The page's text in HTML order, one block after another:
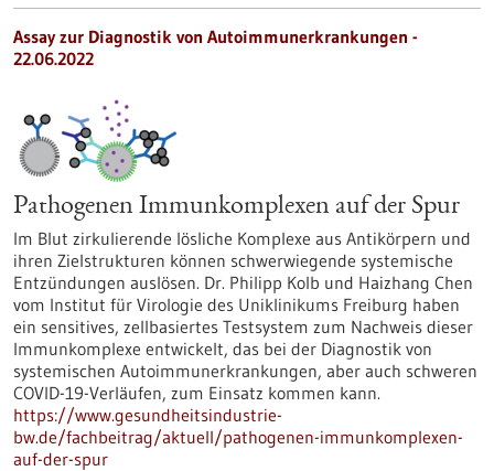
Assay zur Diagnostik von Autoimmunerkrankungen -
22.06.2022
Pathogenen Immunkomplexen auf der Spur
Im Blut zirkulierende lösliche Komplexe aus Antikörpern und
ihren Zielstrukturen können schwerwiegende systemische
Entzündungen auslösen. Dr. Philipp Kolb und Haizhang Chen
vom Institut für Virologie des Uniklinikums Freiburg haben
ein sensitives, zellbasiertes Testsystem zum Nachweis dieser
Immunkomplexe entwickelt, das bei der Diagnostik von
systemischen Autoimmunerkrankungen, aber auch schweren
COVID-19-Verläufen, zum Einsatz kommen kann.
https://www.gesundheitsindustrie-
bw.de/fachbeitrag/aktuell/pathogenen-immunkomplexen-
auf-der-spur